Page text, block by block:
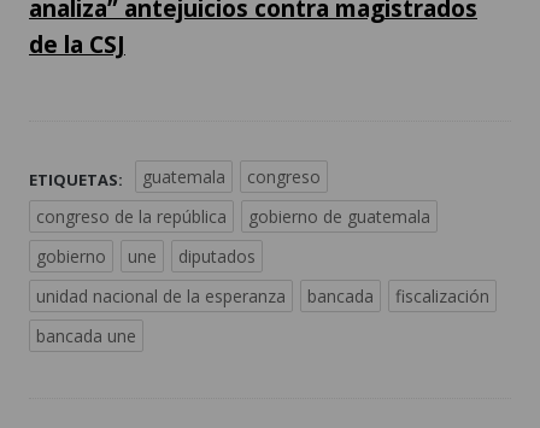
analiza” antejuicios contra magistrados
de la CSJ
ETIQUETAS: guatemala
congreso
congreso de la república
gobierno de guatemala
gobierno
une
diputados
unidad nacional de la esperanza
bancada
fiscalización
bancada une